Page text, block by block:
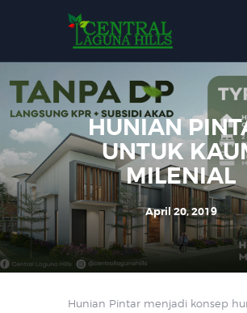
Home
Tentang Kami
Tipe Rumah
Events
Gallery
Contact Us
HUNIAN
UNTUK
MILENIAL
April 20, 2019
Hunian Pintar menjadi konsep